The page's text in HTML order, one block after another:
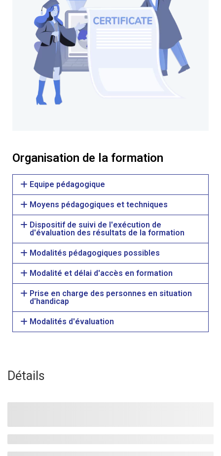
Organisation de la formation
Equipe pédagogique
Moyens pédagogiques et techniques
Dispositif de suivi de l'exécution de
d'évaluation des résultats de la formation
Modalités pédagogiques possibles
Modalité et délai d'accès en formation
Prise en charge des personnes en situation
d'handicap
Modalités d'évaluation
Détails